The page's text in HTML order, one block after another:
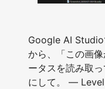
Google AI Studio
から、「この画
ータスを読み取
にして。 —